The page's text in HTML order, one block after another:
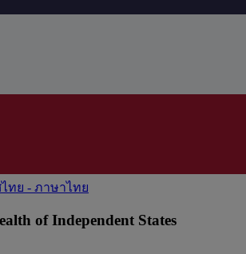
ไทย - ภาษาไทย
of Independent States